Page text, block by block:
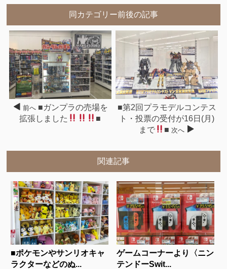
同カテゴリー前後の記事
前へ ■ガンプラの売場を
拡張しました
■
■第2回プラモデルコンテス
ト・投票の受付が16日(月)
まで
■ 次へ
関連記事
■ポケモンやサンリオキャ
ラクターなどのぬ...
ゲームコーナーより〈ニン
テンドーSwit...